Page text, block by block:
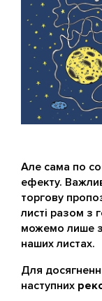
Але сама по
ефекту.
торгову
листі разом з
можемо лише
наших листах.
Для
наступних